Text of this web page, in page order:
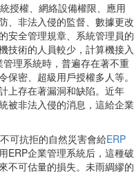
授權、網絡設備權限、應用
、非法入侵的監督、數據更改
安全管理規章、系統管理員的
技術的人員較少，計算機接入
理系統時，普遍存在著不重
密、超級用戶授權多人等。
上存在著漏洞和缺陷。近年
被非法入侵的消息，這給企業
可抗拒的自然災害會給ERP
ERP企業管理系統后，這種破
不可估量的損失。未雨綢繆的